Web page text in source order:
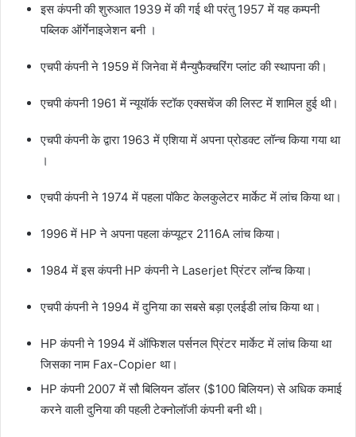
इस कंपनी की शुरुआत 1939 में की गई थी परंतु 1957 में यह कम्पनी
पब्लिक ऑर्गेनाइजेशन बनी ।
एचपी कंपनी ने 1959 में जिनेवा में मैन्युफैक्चरिंग प्लांट की स्थापना की।
एचपी कंपनी 1961 में न्यूयॉर्क स्टॉक एक्सचेंज की लिस्ट में शामिल हुई थी।
एचपी कंपनी के द्वारा 1963 में एशिया में अपना प्रोडक्ट लॉन्च किया गया था
।
एचपी कंपनी ने 1974 में पहला पॉकेट केलकुलेटर मार्केट में लांच किया था।
1996 में HP ने अपना पहला कंप्यूटर 2116A लांच किया।
1984 में इस कंपनी HP कंपनी ने Laserjet प्रिंटर लॉन्च किया।
एचपी कंपनी ने 1994 में दुनिया का सबसे बड़ा एलईडी लांच किया था।
HP कंपनी ने 1994 में ऑफिशल पर्सनल प्रिंटर मार्केट में लांच किया था
जिसका नाम Fax-Copier था।
HP कंपनी 2007 में सौ बिलियन डॉलर ($100 बिलियन) से अधिक कमाई
करने वाली दुनिया की पहली टेक्नोलॉजी कंपनी बनी थी।